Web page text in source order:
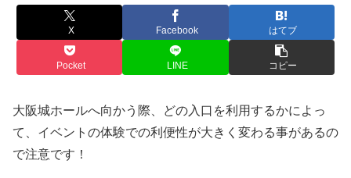
X Facebook はてブ
Pocket LINE コピー
大阪城ホールへ向かう際、どの入口を利用するかによっ
て、イベントの体験での利便性が大きく変わる事があるの
で注意です！